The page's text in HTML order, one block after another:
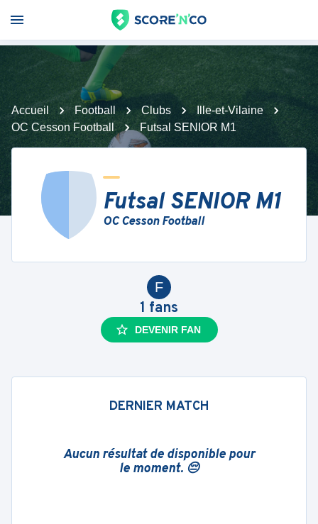
Accueil Football Clubs
Ille-et-Vilaine
OC Cesson Football
Futsal SENIOR M1
Futsal SENIOR M1
OC Cesson Football
F
1 fans
DEVENIR FAN
DERNIER MATCH
Aucun résultat de disponible pour
le moment. 😔